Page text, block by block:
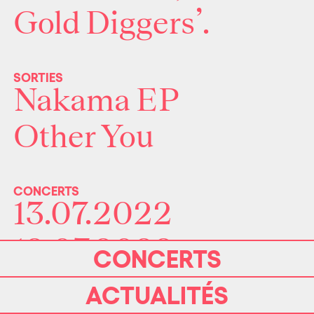
Gold Diggers’.
SORTIES
Nakama EP
Other You
CONCERTS
13.07.2022
12.07.2022
CONCERTS
ACTUALITÉS